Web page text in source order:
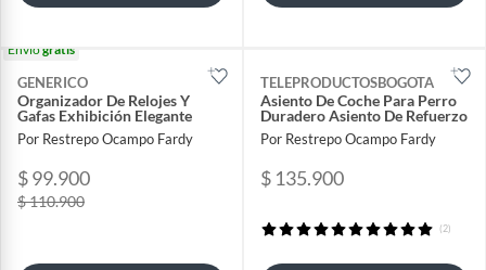
Envíogratis
GENERICO
Organizador De Relojes Y
Gafas Exhibición Elegante
Por Restrepo Ocampo Fardy
$ 99.900
$ 110.900
TELEPRODUCTOSBOGOTA
Asiento De Coche Para Perro
Duradero Asiento De Refuerzo
Por Restrepo Ocampo Fardy
$ 135.900
(2)